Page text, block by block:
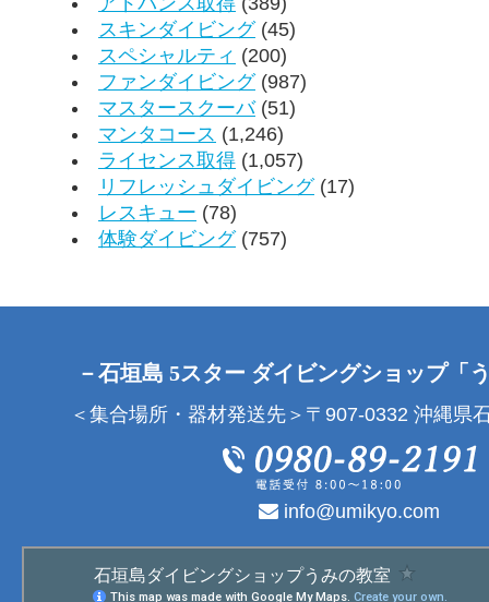
スキンダイビング(45)
スペシャルティ (200)
ファンダイビング(987)
マスタースクーバ(51)
マンタコース (1,246)
ライセンス取得 (1,057)
リフレッシュダイビング(17)
レスキュー (78)
体験ダイビング(757)
－石垣島 5スター ダイビングショップ「
＜集合場所・器材発送先＞〒907-0332 沖縄県
info@umikyo.com